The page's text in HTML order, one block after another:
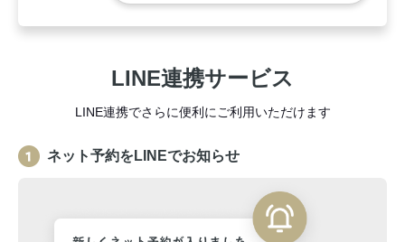
LINE連携サービス
LINE連携でさらに便利にご利用いただけます
ネット予約をLINEでお知らせ